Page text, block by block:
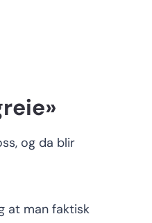
og da blir
at man faktisk